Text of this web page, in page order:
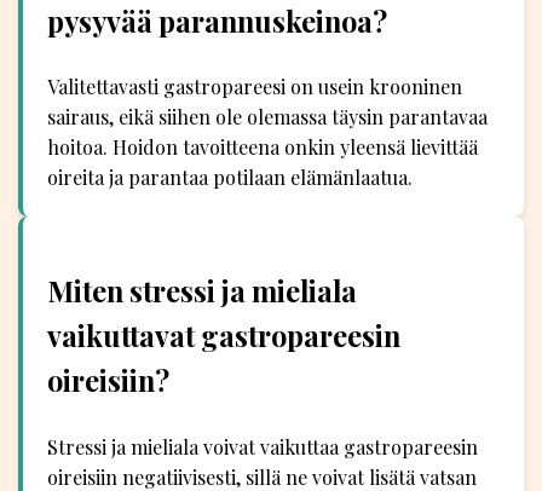
pysyvää parannuskeinoa?
Valitettavasti gastropareesi on usein krooninen
sairaus, eikä siihen ole olemassa täysin parantavaa
hoitoa. Hoidon tavoitteena onkin yleensä lievittää
oireita ja parantaa potilaan elämänlaatua.
Miten stressi ja mieliala
vaikuttavat gastropareesin
oireisiin?
Stressi ja mieliala voivat vaikuttaa gastropareesin
oireisiin negatiivisesti, sillä ne voivat lisätä vatsan